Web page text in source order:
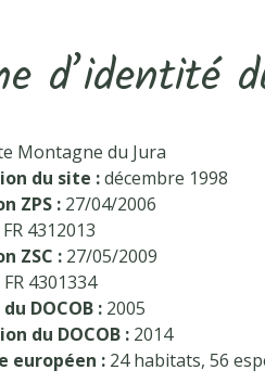
d’identité
Montagne du Jura
du site :décembre 1998
ZPS : 27/04/2006
FR 4312013
ZSC : 27/05/2009
FR 4301334
DOCOB : 2005
du DOCOB : 2014
européen : 24 habitats, 56